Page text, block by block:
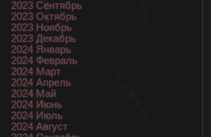
2023 Сентябрь
2023 Октябрь
2023 Ноябрь
2023 Декабрь
2024 Январь
2024 Февраль
2024 Март
2024 Апрель
2024 Май
2024 Июнь
2024 Июль
2024 Август